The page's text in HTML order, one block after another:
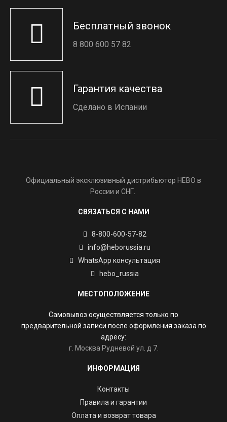
Бесплатный звонок
8 800 600 57 82
Гарантия качества
Сделано в Испании
Официальный эксклюзивный дистрибьютор HEBO в
России и СНГ.
СВЯЗАТЬСЯ С НАМИ
8-800-600-57-82
info@heborussia.ru
WhatsApp консультация
hebo_russia
МЕСТОПОЛОЖЕНИЕ
Самовывоз осуществляется только по
предварительной записи после оформления заказа по
адресу:
г. Москва Рудневой ул. д 7.
ИНФОРМАЦИЯ
Контакты
Правила и гарантии
Оплата и возврат товара